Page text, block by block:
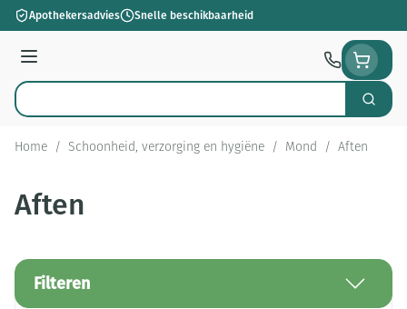
Ga naar de inhoud
Apothekersadvies Snelle beschikbaarheid
Menu
Product, merk, categorie... Zoek
Home / Schoonheid, verzorging en hygiëne / Mond / Aften
Aften
Filteren